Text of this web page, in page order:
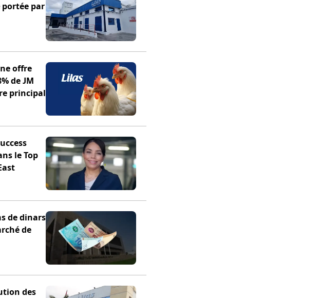
par
offre
de JM
principal
le Top
de dinars
de
des